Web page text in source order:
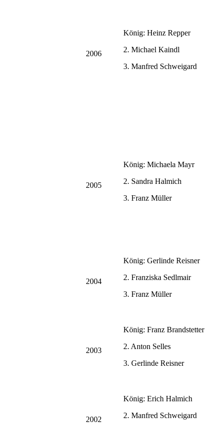
2006
König: Heinz Repper
2. Michael Kaindl
3. Manfred Schweigard
2005
König: Michaela Mayr
2. Sandra Halmich
3. Franz Müller
2004
König: Gerlinde Reisner
2. Franziska Sedlmair
3. Franz Müller
2003
König: Franz Brandstetter
2. Anton Selles
3. Gerlinde Reisner
2002
König: Erich Halmich
2. Manfred Schweigard